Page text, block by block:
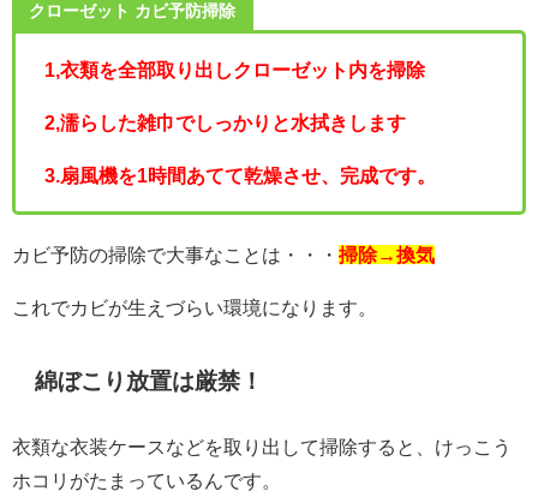
クローゼット カビ予防掃除
1,衣類を全部取り出しクローゼット内を掃除
2,濡らした雑巾でしっかりと水拭きします
3.扇風機を1時間あてて乾燥させ、完成です。
カビ予防の掃除で大事なことは・・・ 掃除→換気
これでカビが生えづらい環境になります。
綿ぼこり放置は厳禁！
衣類な衣装ケースなどを取り出して掃除すると、けっこう
ホコリがたまっているんです。